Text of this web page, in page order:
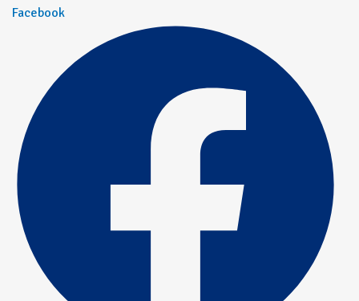
Facebook